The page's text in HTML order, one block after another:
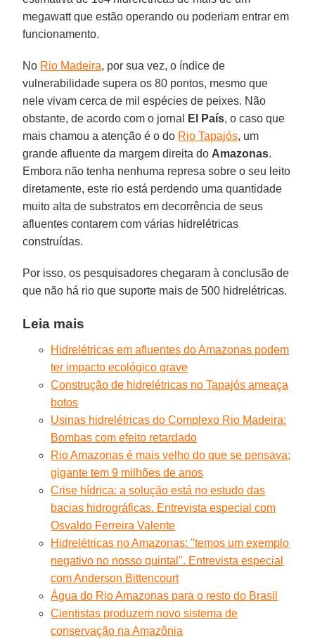
megawatt que estão operando ou poderiam entrar em
funcionamento.
No Rio Madeira, por sua vez, o índice de
vulnerabilidade supera os 80 pontos, mesmo que
nele vivam cerca de mil espécies de peixes. Não
obstante, de acordo com o jornal
El País, o caso que
mais chamou a atenção é o do Rio Tapajós, um
grande afluente da margem direita do Amazonas.
Embora não tenha nenhuma represa sobre o seu leito
diretamente, este rio está perdendo uma quantidade
muito alta de substratos em decorrência de seus
afluentes contarem com várias hidrelétricas
construídas.
Por isso, os pesquisadores chegaram à conclusão de
que não há rio que suporte mais de 500 hidrelétricas.
Leia mais
Hidrelétricas em afluentes do Amazonas podem
ter impacto ecológico grave
Construção de hidrelétricas no Tapajós ameaça
botos
Usinas hidrelétricas do Complexo Rio Madeira:
Bombas com efeito retardado
Rio Amazonas é mais velho do que se pensava;
gigante tem 9 milhões de anos
Crise hídrica: a solução está no estudo das
bacias hidrográficas. Entrevista especial com
Osvaldo Ferreira Valente
Hidrelétricas no Amazonas: ''temos um exemplo
negativo no nosso quintal''. Entrevista especial
com Anderson Bittencourt
Água do Rio Amazonas para o resto do Brasil
Cientistas produzem novo sistema de
conservação na Amazônia